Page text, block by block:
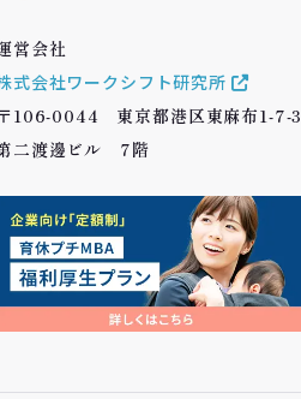
営会社
式会社ワークシフト研究所
106-0044 東京都港区東麻布1-7-3
二渡邊ビル 7階